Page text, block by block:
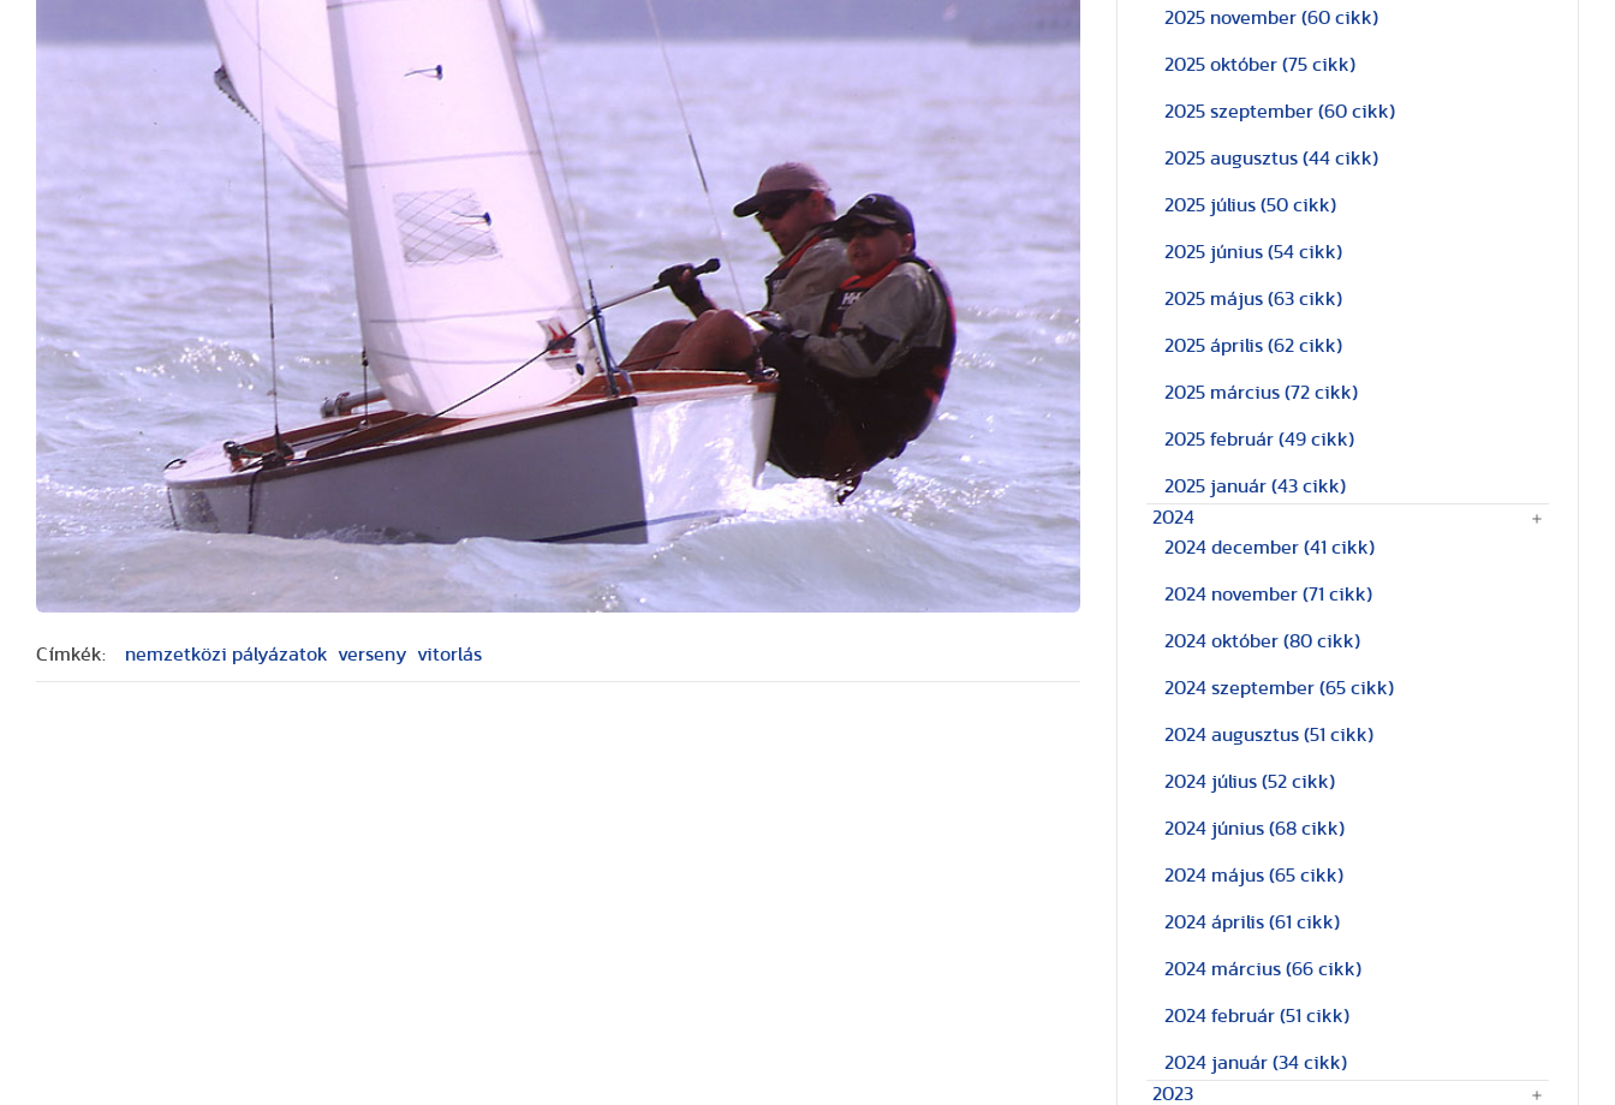
Címkék: nemzetközi pályázatok verseny vitorlás
2025 november (60 cikk)
2025 október (75 cikk)
2025 szeptember (60 cikk)
2025 augusztus (44 cikk)
2025 július (50 cikk)
2025 június (54 cikk)
2025 május (63 cikk)
2025 április (62 cikk)
2025 március (72 cikk)
2025 február (49 cikk)
2025 január (43 cikk)
2024
2024 december (41 cikk)
2024 november (71 cikk)
2024 október (80 cikk)
2024 szeptember (65 cikk)
2024 augusztus (51 cikk)
2024 július (52 cikk)
2024 június (68 cikk)
2024 május (65 cikk)
2024 április (61 cikk)
2024 március (66 cikk)
2024 február (51 cikk)
2024 január (34 cikk)
2023